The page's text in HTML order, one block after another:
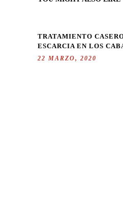
TRATAMIENTO
ESCARCIA EN LOS
22 MARZO, 2020